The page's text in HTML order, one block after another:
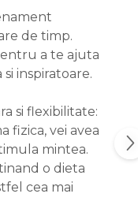
de timp.
a te ajuta
inspiratoare.
si flexibilitate:
fizica, vei avea
mintea.
o dieta
cea mai